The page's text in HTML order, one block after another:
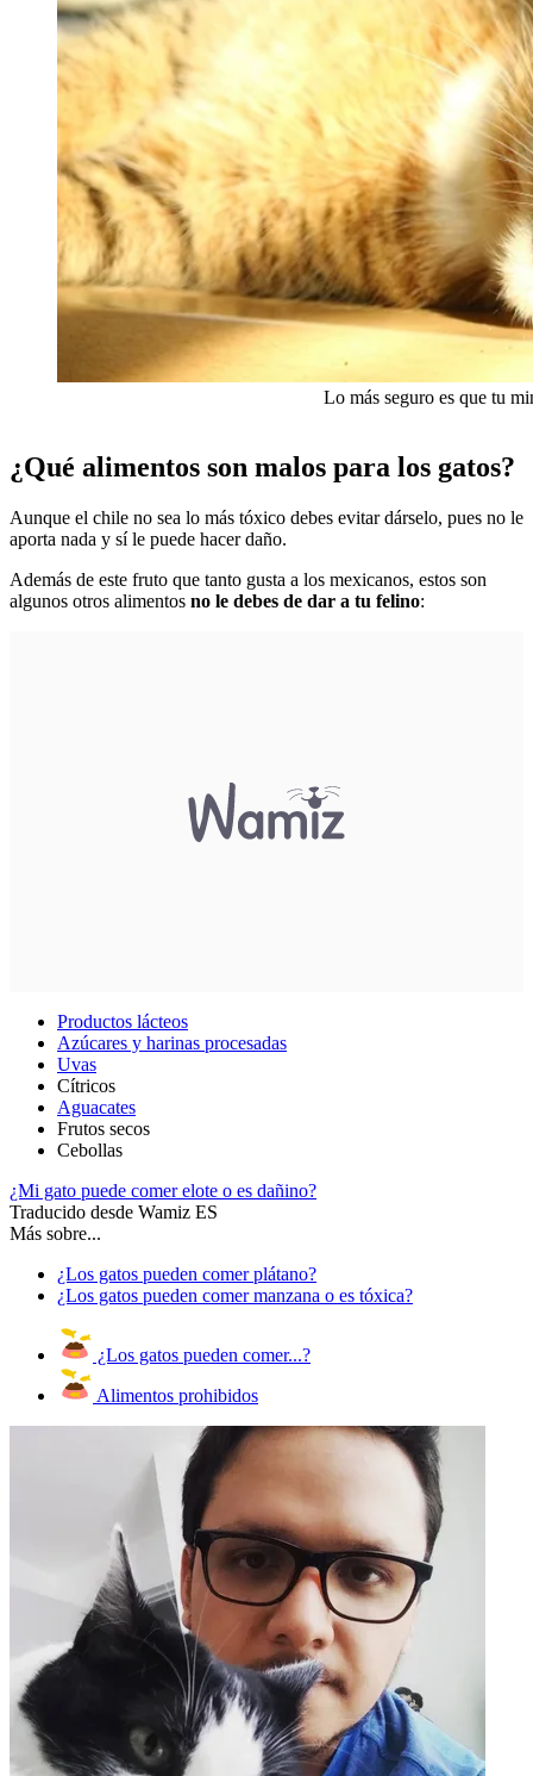
Lo más seguro es que tu
¿Qué alimentos son malos para los gatos?
Aunque el chile no sea lo más tóxico debes evitar dárselo, pues no le
aporta nada y sí le puede hacer daño.
Además de este fruto que tanto gusta a los mexicanos, estos son
algunos otros alimentos no le debes de dar a tu felino:
Productos lácteos
Azúcares y harinas procesadas
Uvas
Cítricos
Aguacates
Frutos secos
Cebollas
¿Mi gato puede comer elote o es dañino?
Traducido desde Wamiz ES
Más sobre...
¿Los gatos pueden comer plátano?
¿Los gatos pueden comer manzana o es tóxica?
¿Los gatos pueden comer...?
Alimentos prohibidos